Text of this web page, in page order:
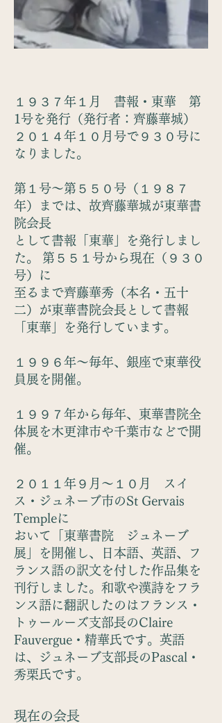
１９３７年１月 書報・東華 第
1号を発行（発行者：齊藤華城）
２０１４年１０月号で９３０号に
なりました。
第１号～第５５０号（１９８７
年）までは、故齊藤華城が東華書
院会長
として書報「東華」を発行しまし
た。 第５５１号から現在（９３０
号）に
至るまで齊藤華秀（本名・五十
二）が東華書院会長として書報
「東華」を発行しています。
１９９６年～毎年、銀座で東華役
員展を開催。
１９９７年から毎年、東華書院全
体展を木更津市や千葉市などで開
催。
２０１１年９月～１０月 スイ
ス・ジュネーブ市のSt Gervais
Templeに
おいて「東華書院 ジュネーブ
展」を開催し、日本語、英語、フ
ランス語の訳文を付した作品集を
刊行しました。和歌や漢詩をフラ
ンス語に翻訳 したのはフランス・
トゥールーズ支部長のClaire
Fauvergue・精華氏です。英語
は、ジュネーブ支部長のPascal・
秀栗氏です。
現在の会長